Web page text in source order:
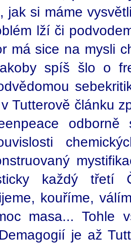
jak si máme
lží či
má sice na mysli
spíš šlo o
Tutterově článku
odborně
každý třetí
kouříme,
masa... Tohle
je až